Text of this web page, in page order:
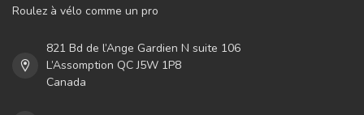
Roulez à vélo comme un pro
821 Bd de l’Ange Gardien N suite 106
L’Assomption QC J5W 1P8
Canada